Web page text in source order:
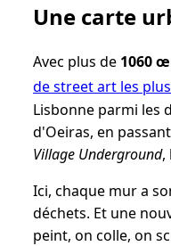
Une carte
Avec plus de 1060
de street art les
Lisbonne parmi les
d'Oeiras, en
Village Underground,
Ici, chaque mur a
déchets. Et une
peint, on colle, on